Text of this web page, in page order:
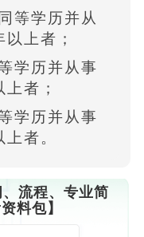
等学历并从
上者；
学历并从事
者；
学历并从事
者。
流程、专业简
料包】